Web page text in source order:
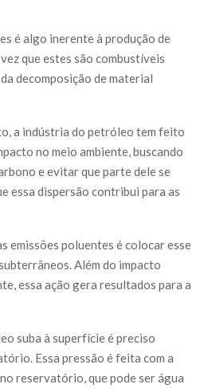
é algo inerente à produção de
que estes são combustíveis
decomposição de material
a indústria do petróleo tem feito
no meio ambiente, buscando
e evitar que parte dele se
essa dispersão contribui para as
emissões poluentes é colocar esse
Além do impacto
essa ação gera resultados para a
suba à superfície é preciso
Essa pressão é feita com a
reservatório, que pode ser água